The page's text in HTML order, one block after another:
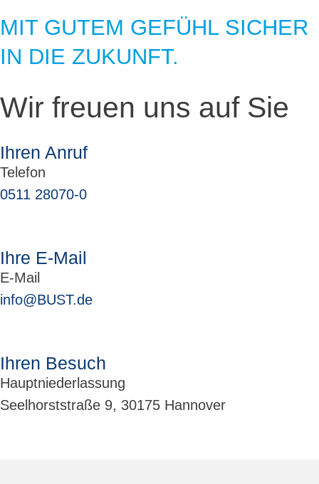
MIT GUTEM GEFÜHL SICHER
IN DIE ZUKUNFT.
Wir freuen uns auf Sie
Ihren Anruf
Telefon
0511 28070-0
Ihre E-Mail
E-Mail
info@BUST.de
Ihren Besuch
Hauptniederlassung
Seelhorststraße 9, 30175 Hannover